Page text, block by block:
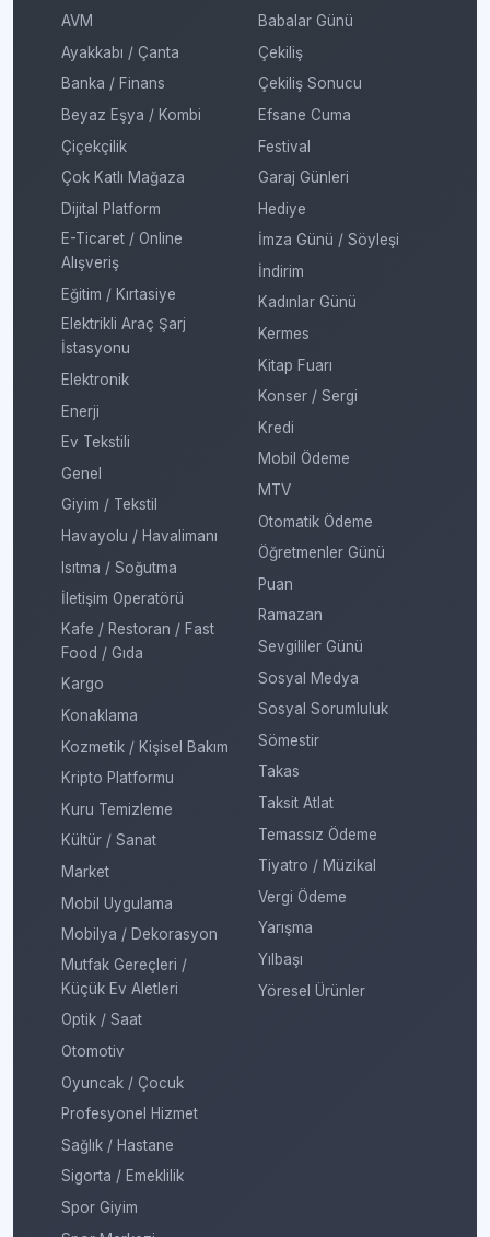
AVM
Ayakkabı / Çanta
Banka / Finans
Beyaz Eşya / Kombi
Çiçekçilik
Çok Katlı Mağaza
Dijital Platform
E-Ticaret / Online
Alışveriş
Eğitim / Kırtasiye
Elektrikli Araç Şarj
İstasyonu
Elektronik
Enerji
Ev Tekstili
Genel
Giyim / Tekstil
Havayolu / Havalimanı
Isıtma / Soğutma
İletişim Operatörü
Kafe / Restoran / Fast
Food / Gıda
Kargo
Konaklama
Kozmetik / Kişisel Bakım
Kripto Platformu
Kuru Temizleme
Kültür / Sanat
Market
Mobil Uygulama
Mobilya / Dekorasyon
Mutfak Gereçleri /
Küçük Ev Aletleri
Optik / Saat
Otomotiv
Oyuncak / Çocuk
Profesyonel Hizmet
Sağlık / Hastane
Sigorta / Emeklilik
Spor Giyim
Babalar Günü
Çekiliş
Çekiliş Sonucu
Efsane Cuma
Festival
Garaj Günleri
Hediye
İmza Günü / Söyleşi
İndirim
Kadınlar Günü
Kermes
Kitap Fuarı
Konser / Sergi
Kredi
Mobil Ödeme
MTV
Otomatik Ödeme
Öğretmenler Günü
Puan
Ramazan
Sevgililer Günü
Sosyal Medya
Sosyal Sorumluluk
Sömestir
Takas
Taksit Atlat
Temassız Ödeme
Tiyatro / Müzikal
Vergi Ödeme
Yarışma
Yılbaşı
Yöresel Ürünler